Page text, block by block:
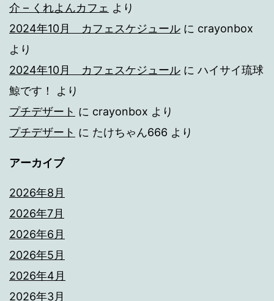
介 – くれよんカフェ より
2024年10月 カフェスケジュール に crayonbox
より
2024年10月 カフェスケジュール に ハイサイ琉球
鯨です！
より
プチデザート に crayonbox より
プチデザート に たけちゃん666 より
アーカイブ
2026年8月
2026年7月
2026年6月
2026年5月
2026年4月
2026年3月